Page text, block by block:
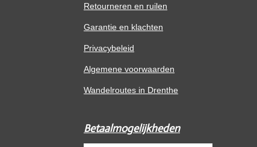
Retourneren en ruilen
Garantie en klachten
Privacybeleid
Algemene voorwaarden
Wandelroutes in Drenthe
Betaalmogelijkheden